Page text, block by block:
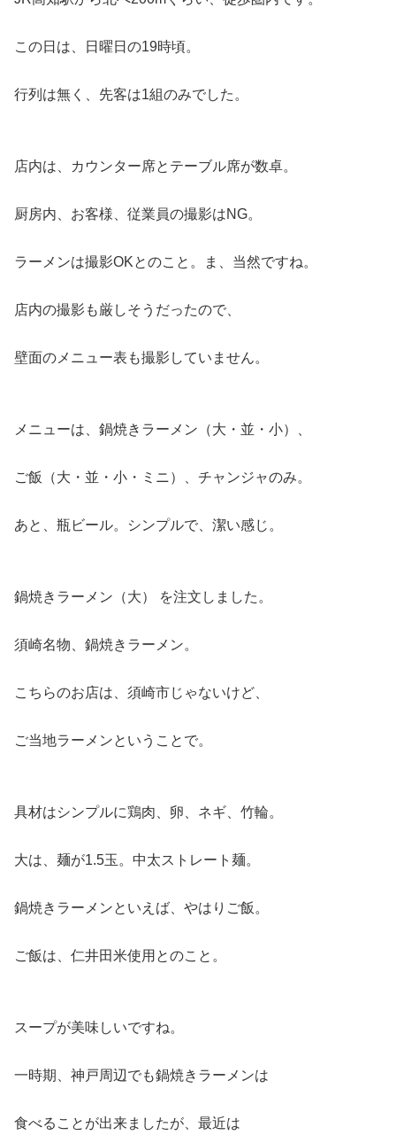
この日は、日曜日の19時頃。
行列は無く、先客は1組のみでした。
店内は、カウンター席とテーブル席が数卓。
厨房内、お客様、従業員の撮影はNG。
ラーメンは撮影OKとのこと。ま、当然ですね。
店内の撮影も厳しそうだったので、
壁面のメニュー表も撮影していません。
メニューは、鍋焼きラーメン（大・並・小）、
ご飯（大・並・小・ミニ）、チャンジャのみ。
あと、瓶ビール。シンプルで、潔い感じ。
鍋焼きラーメン（大） を注文しました。
須崎名物、鍋焼きラーメン。
こちらのお店は、須崎市じゃないけど、
ご当地ラーメンということで。
具材はシンプルに鶏肉、卵、ネギ、竹輪。
大は、麺が1.5玉。中太ストレート麺。
鍋焼きラーメンといえば、やはりご飯。
ご飯は、仁井田米使用とのこと。
スープが美味しいですね。
一時期、神戸周辺でも鍋焼きラーメンは
食べることが出来ましたが、最近は